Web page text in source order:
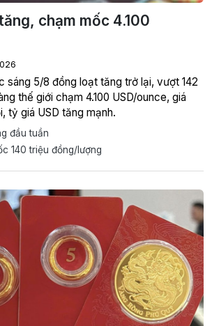
chạm mốc 4.100
sáng 5/8 đồng loạt tăng trở lại, vượt 142
thế giới chạm 4.100 USD/ounce, giá
tỷ giá USD tăng mạnh.
đầu tuần
140 triệu đồng/lượng